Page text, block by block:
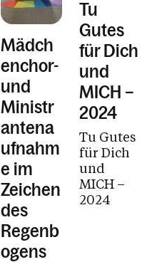
Mädch
enchor-
und
Ministr
antena
ufnahm
e im
Zeichen
des
Regenb
ogens
Tu
Gutes
für Dich
und
MICH –
2024
Tu Gutes
für Dich
und
MICH –
2024